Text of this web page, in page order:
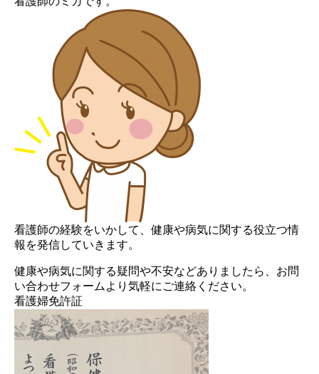
看護師の経験をいかして、健康や病気に関する役立つ情
報を発信していきます。
健康や病気に関する疑問や不安などありましたら、お問
い合わせフォームより気軽にご連絡ください。
看護婦免許証